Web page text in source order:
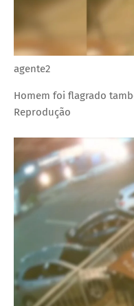
agente2
Homem foi flagrado
Reprodução